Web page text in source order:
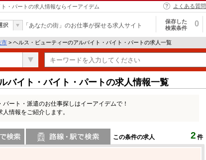
・パートの求人情報ならイーアイデム よくある質問
択 「あなたの街」のお仕事が探せる求人サイト
保存した
検索条件
0
市 > ヘルス・ビューティーのアルバイト・バイト・パートの求人一覧
バイト・バイト・パートの求人情報一覧
ート・派遣のお仕事探しはイーアイデムで！
情報をご紹介します。
この条件の求人 2 件